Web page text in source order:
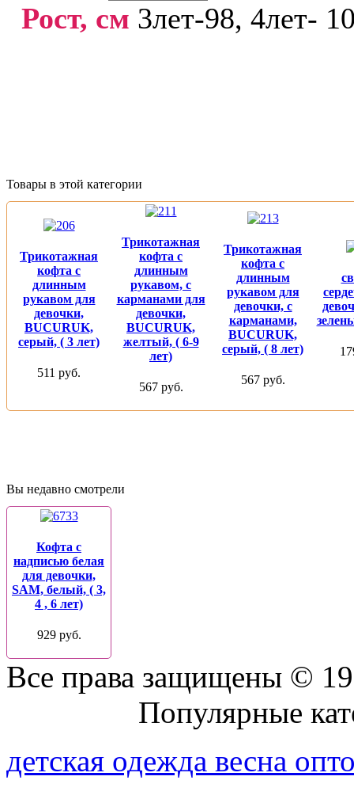
Рост, см 3лет-98, 4лет-
Товары в этой категории
Трикотажная
кофта с
длинным
рукавом для
девочки,
BUCURUK,
серый, ( 3 лет)
511 руб.
Трикотажная
кофта с
длинным
рукавом, с
карманами для
девочки,
BUCURUK,
желтый, ( 6-9
лет)
567 руб.
Трикотажная
кофта с
длинным
рукавом для
девочки, с
карманами,
BUCURUK,
серый, ( 8 лет)
567 руб.
Вы недавно смотрели
Кофта с
надписью белая
для девочки,
SAM, белый, ( 3,
4 , 6 лет)
929 руб.
Все права защищены ©
Популярные
детская одежда весна